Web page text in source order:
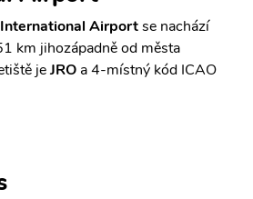
Airportse nachází
km jihozápadně od města
jeJRO a 4-místný kód ICAO